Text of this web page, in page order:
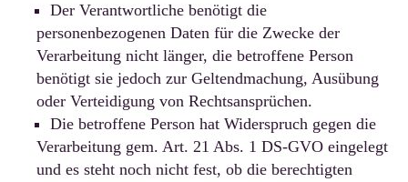
Der Verantwortliche benötigt die
personenbezogenen Daten für die Zwecke der
Verarbeitung nicht länger, die betroffene Person
benötigt sie jedoch zur Geltendmachung, Ausübung
oder Verteidigung von Rechtsansprüchen.
Die betroffene Person hat Widerspruch gegen die
Verarbeitung gem. Art. 21 Abs. 1 DS-GVO eingelegt
und es steht noch nicht fest, ob die berechtigten